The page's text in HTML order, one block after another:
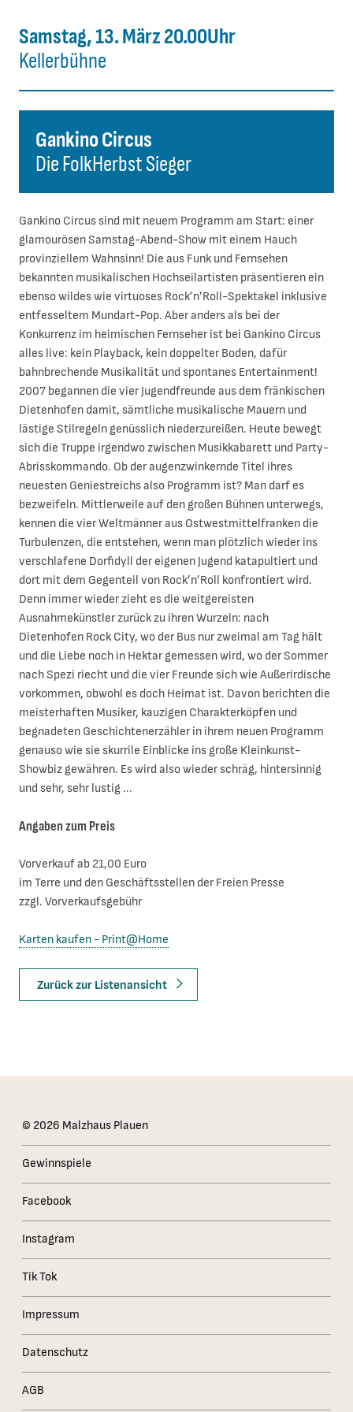
Samstag, 13. März 20.00Uhr
Kellerbühne
Gankino Circus
Die FolkHerbst Sieger
Gankino Circus sind mit neuem Programm am Start: einer
glamourösen Samstag-Abend-Show mit einem Hauch
provinziellem Wahnsinn! Die aus Funk und Fernsehen
bekannten musikalischen Hochseilartisten präsentieren ein
ebenso wildes wie virtuoses Rock’n’Roll-Spektakel inklusive
entfesseltem Mundart-Pop. Aber anders als bei der
Konkurrenz im heimischen Fernseher ist bei Gankino Circus
alles live: kein Playback, kein doppelter Boden, dafür
bahnbrechende Musikalität und spontanes Entertainment!
2007 begannen die vier Jugendfreunde aus dem fränkischen
Dietenhofen damit, sämtliche musikalische Mauern und
lästige Stilregeln genüsslich niederzureißen. Heute bewegt
sich die Truppe irgendwo zwischen Musikkabarett und Party-
Abrisskommando. Ob der augenzwinkernde Titel ihres
neuesten Geniestreichs also Programm ist? Man darf es
bezweifeln. Mittlerweile auf den großen Bühnen unterwegs,
kennen die vier Weltmänner aus Ostwestmittelfranken die
Turbulenzen, die entstehen, wenn man plötzlich wieder ins
verschlafene Dorfidyll der eigenen Jugend katapultiert und
dort mit dem Gegenteil von Rock’n’Roll konfrontiert wird.
Denn immer wieder zieht es die weitgereisten
Ausnahmekünstler zurück zu ihren Wurzeln: nach
Dietenhofen Rock City, wo der Bus nur zweimal am Tag hält
und die Liebe noch in Hektar gemessen wird, wo der Sommer
nach Spezi riecht und die vier Freunde sich wie Außerirdische
vorkommen, obwohl es doch Heimat ist. Davon berichten die
meisterhaften Musiker, kauzigen Charakterköpfen und
begnadeten Geschichtenerzähler in ihrem neuen Programm
genauso wie sie skurrile Einblicke ins große Kleinkunst-
Showbiz gewähren. Es wird also wieder schräg, hintersinnig
und sehr, sehr lustig ...
Angaben zum Preis
Vorverkauf ab 21,00 Euro
im Terre und den Geschäftsstellen der Freien Presse
zzgl. Vorverkaufsgebühr
Karten kaufen - Print@Home
Zurück zur Listenansicht
Das Kleingedruckte
© 2026 Malzhaus Plauen
Gewinnspiele
Facebook
Instagram
Tik Tok
Impressum
Datenschutz
AGB